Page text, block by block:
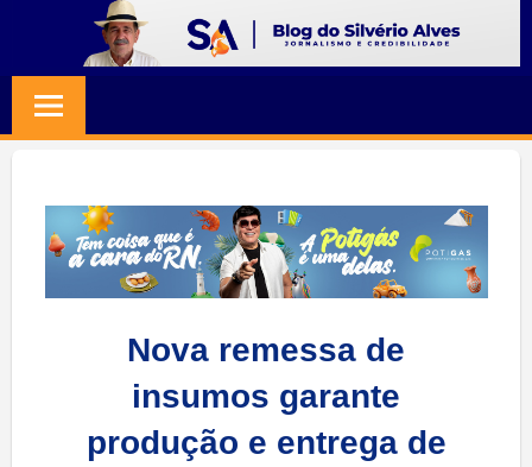
content
SILVERIO
ALVES
Jornalismo
Credibilidade
Nova remessa de
insumos garante
produção e entrega de